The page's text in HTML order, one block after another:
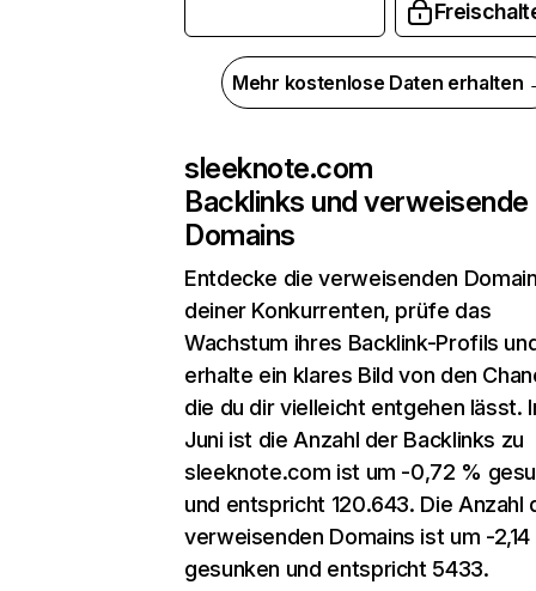
Mehr kostenlose Daten erhalten
sleeknote.com
Backlinks und verweisende
Domains
Entdecke die verweisenden
deiner Konkurrenten, prüfe das
Wachstum ihres Backlink-Profils
erhalte ein klares Bild von den
die du dir vielleicht entgehen lässt.
Juni ist die Anzahl der Backlinks zu
sleeknote.com ist um -0,72 %
und entspricht 120.643. Die Anzahl
verweisenden Domains ist um -2,14
gesunken und entspricht 5433.